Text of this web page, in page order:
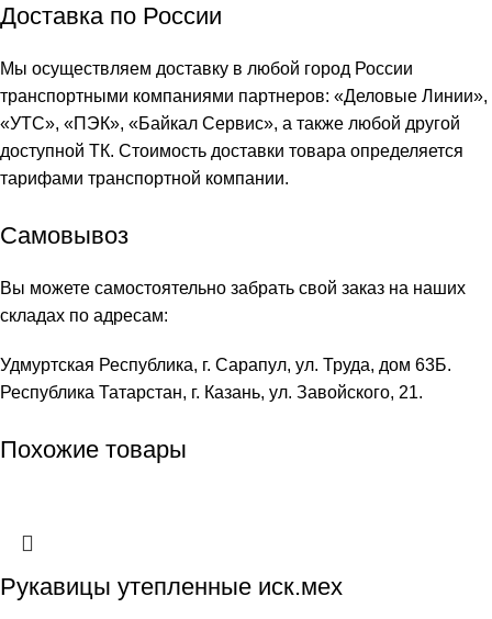
Доставка по России
Мы осуществляем доставку в любой город России
транспортными компаниями партнеров: «Деловые Линии»,
«УТС», «ПЭК», «Байкал Сервис», а также любой другой
доступной ТК. Стоимость доставки товара определяется
тарифами транспортной компании.
Самовывоз
Вы можете самостоятельно забрать свой заказ на наших
складах по адресам:
Удмуртская Республика, г. Сарапул, ул. Труда, дом 63Б.
Республика Татарстан, г. Казань, ул. Завойского, 21.
Похожие товары
Рукавицы утепленные иск.мех